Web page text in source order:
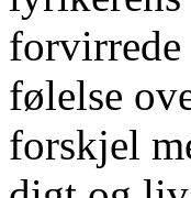
forvirrede
følelse
forskjel